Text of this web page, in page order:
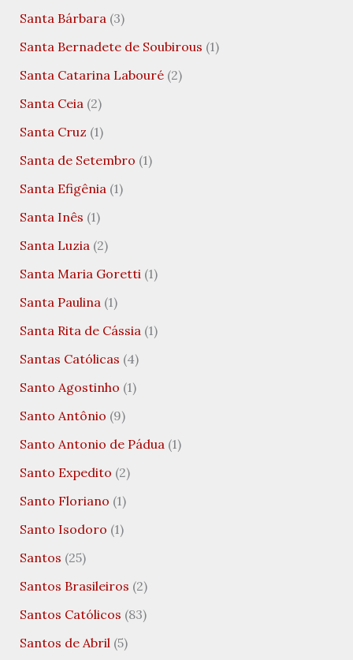
Santa Bárbara (3)
Santa Bernadete de Soubirous (1)
Santa Catarina Labouré(2)
Santa Ceia (2)
Santa Cruz (1)
Santa de Setembro (1)
Santa Efigênia (1)
Santa Inês (1)
Santa Luzia (2)
Santa Maria Goretti (1)
Santa Paulina (1)
Santa Rita de Cássia (1)
Santas Católicas (4)
Santo Agostinho (1)
Santo Antônio (9)
Santo Antonio de Pádua (1)
Santo Expedito (2)
Santo Floriano (1)
Santo Isodoro (1)
Santos (25)
Santos Brasileiros (2)
Santos Católicos (83)
Santos de Abril (5)